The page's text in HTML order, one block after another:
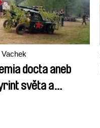
docta aneb
světa a